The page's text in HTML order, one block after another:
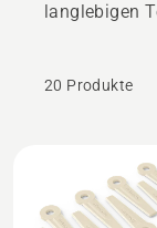
langlebigen
20 Produkte
Produkte